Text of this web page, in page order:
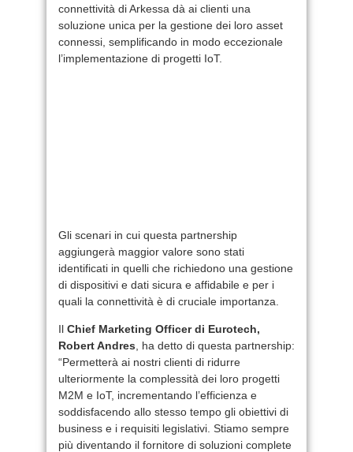
connettività di Arkessa dà ai clienti una
soluzione unica per la gestione dei loro asset
connessi, semplificando in modo eccezionale
l’implementazione di progetti IoT.
Gli scenari in cui questa partnership
aggiungerà maggior valore sono stati
identificati in quelli che richiedono una gestione
di dispositivi e dati sicura e affidabile e per i
quali la connettività è di cruciale importanza.
Il Chief Marketing Officer di Eurotech,
Robert Andres , ha detto di questa partnership:
“Permetterà ai nostri clienti di ridurre
ulteriormente la complessità dei loro progetti
M2M e IoT, incrementando l’efficienza e
soddisfacendo allo stesso tempo gli obiettivi di
business e i requisiti legislativi. Stiamo sempre
più diventando il fornitore di soluzioni complete